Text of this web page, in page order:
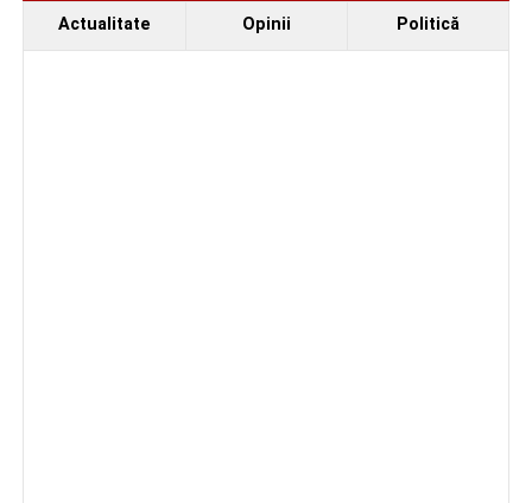
Berlin
Trei profesori ai Colegiului Național „David Prodan”
Actualitate Opinii Politică